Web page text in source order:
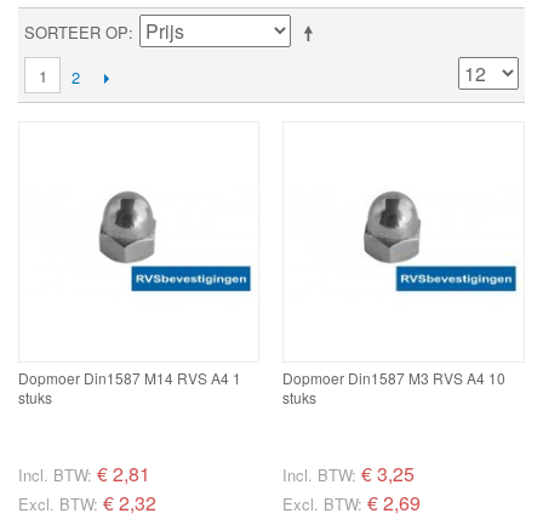
SORTEER OP
1
2
Dopmoer Din1587 M14 RVS A4 1
stuks
Incl. BTW: €2,81
Excl. BTW: € 2,32
Dopmoer Din1587 M3 RVS A4 10
stuks
Incl. BTW: €3,25
Excl. BTW: € 2,69